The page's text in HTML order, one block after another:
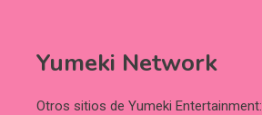
Yumeki Network
Otros sitios de Yumeki Entertainment: